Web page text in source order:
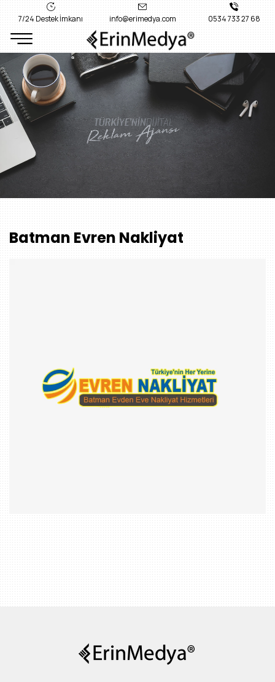
Batman Evren Nakliyat
7/24 Destek İmkanı info@erimedya.com 0534 733 27 68